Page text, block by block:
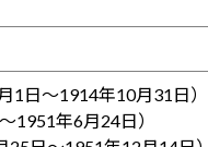
1日～1914年10月31日）
1951年6月24日）